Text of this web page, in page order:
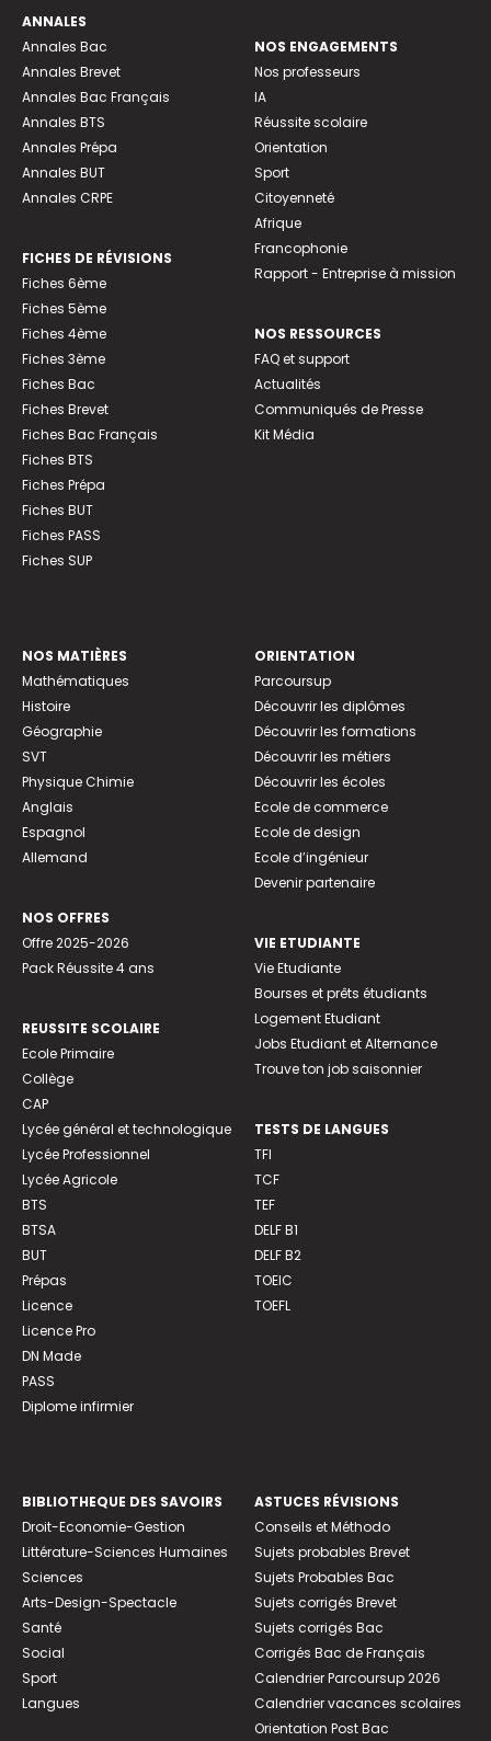
ANNALES
Annales Bac
Annales Brevet
Annales Bac Français
Annales BTS
Annales Prépa
Annales BUT
Annales CRPE
FICHES DE RÉVISIONS
Fiches 6ème
Fiches 5ème
Fiches 4ème
Fiches 3ème
Fiches Bac
Fiches Brevet
Fiches Bac Français
Fiches BTS
Fiches Prépa
Fiches BUT
Fiches PASS
Fiches SUP
NOS ENGAGEMENTS
Nos professeurs
IA
Réussite scolaire
Orientation
Sport
Citoyenneté
Afrique
Francophonie
Rapport - Entreprise à mission
NOS RESSOURCES
FAQ et support
Actualités
Communiqués de Presse
Kit Média
NOS MATIÈRES
Mathématiques
Histoire
Géographie
SVT
Physique Chimie
Anglais
Espagnol
Allemand
NOS OFFRES
Offre 2025-2026
Pack Réussite 4 ans
REUSSITE SCOLAIRE
Ecole Primaire
Collège
CAP
Lycée général et technologique
Lycée Professionnel
Lycée Agricole
BTS
BTSA
BUT
Prépas
Licence
Licence Pro
DN Made
PASS
Diplome infirmier
ORIENTATION
Parcoursup
Découvrir les diplômes
Découvrir les formations
Découvrir les métiers
Découvrir les écoles
Ecole de commerce
Ecole de design
Ecole d’ingénieur
Devenir partenaire
VIE ETUDIANTE
Vie Etudiante
Bourses et prêts étudiants
Logement Etudiant
Jobs Etudiant et Alternance
Trouve ton job saisonnier
TESTS DE LANGUES
TFI
TCF
TEF
DELF B1
DELF B2
TOEIC
TOEFL
BIBLIOTHEQUE DES SAVOIRS
Droit-Economie-Gestion
Littérature-Sciences Humaines
Sciences
Arts-Design-Spectacle
Santé
Social
Sport
Langues
ASTUCES RÉVISIONS
Conseils et Méthodo
Sujets probables Brevet
Sujets Probables Bac
Sujets corrigés Brevet
Sujets corrigés Bac
Corrigés Bac de Français
Calendrier Parcoursup 2026
Calendrier vacances scolaires
Orientation Post Bac